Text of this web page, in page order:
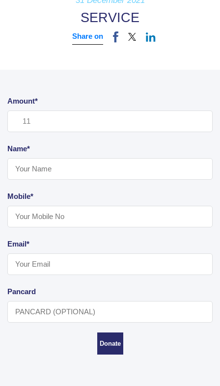
SERVICE
Share on
Amount*
Name*
Mobile*
Email*
Pancard
Donate